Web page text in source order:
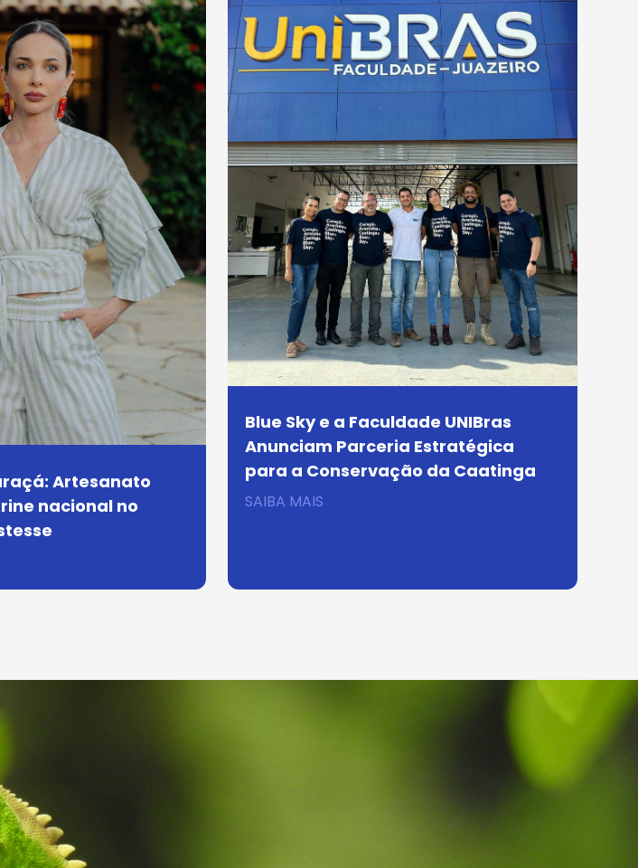
Artesanato
nacional no
Blue Sky e a Faculdade UNIBras
Anunciam Parceria Estratégica
para a Conservação da Caatinga
SAIBA MAIS